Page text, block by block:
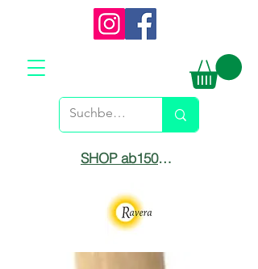
SHOP ab150€ versandkostenfrei